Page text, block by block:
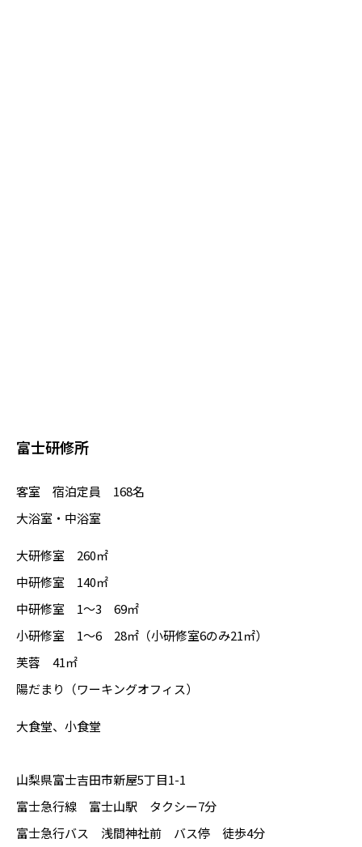
富士研修所
客室 宿泊定員 168名
大浴室・中浴室
大研修室 260㎡
中研修室 140㎡
中研修室 1～3 69㎡
小研修室 1～6 28㎡（小研修室6のみ21㎡）
芙蓉 41㎡
陽だまり（ワーキングオフィス）
大食堂、小食堂
山梨県富士吉田市新屋5丁目1-1
富士急行線 富士山駅 タクシー7分
富士急行バス 浅間神社前 バス停 徒歩4分